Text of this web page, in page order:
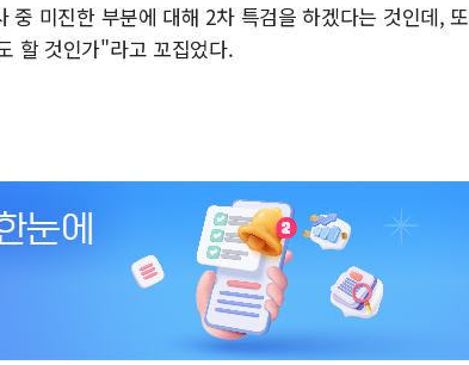
미진한 부분에 대해 2차 특검을 하겠다는 것인데, 또
할 것인가"라고 꼬집었다.